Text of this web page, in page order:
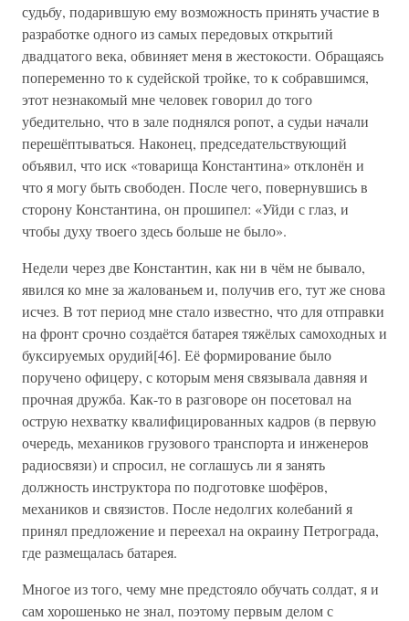
судьбу, подарившую ему возможность принять участие в
разработке одного из самых передовых открытий
двадцатого века, обвиняет меня в жестокости. Обращаясь
попеременно то к судейской тройке, то к собравшимся,
этот незнакомый мне человек говорил до того
убедительно, что в зале поднялся ропот, а судьи начали
перешёптываться. Наконец, председательствующий
объявил, что иск «товарища Константина» отклонён и
что я могу быть свободен. После чего, повернувшись в
сторону Константина, он прошипел: «Уйди с глаз, и
чтобы духу твоего здесь больше не было».
Недели через две Константин, как ни в чём не бывало,
явился ко мне за жалованьем и, получив его, тут же снова
исчез. В тот период мне стало известно, что для отправки
на фронт срочно создаётся батарея тяжёлых самоходных и
буксируемых орудий[46]. Её формирование было
поручено офицеру, с которым меня связывала давняя и
прочная дружба. Как-то в разговоре он посетовал на
острую нехватку квалифицированных кадров (в первую
очередь, механиков грузового транспорта и инженеров
радиосвязи) и спросил, не соглашусь ли я занять
должность инструктора по подготовке шофёров,
механиков и связистов. После недолгих колебаний я
принял предложение и переехал на окраину Петрограда,
где размещалась батарея.
Многое из того, чему мне предстояло обучать солдат, я и
сам хорошенько не знал, поэтому первым делом с